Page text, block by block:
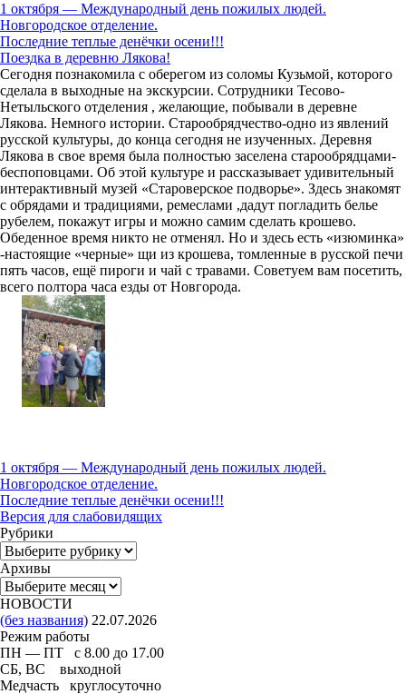
1 октября — Международный день пожилых людей.
Новгородское отделение.
Последние теплые денёчки осени!!!
Поездка в деревню Лякова!
Сегодня познакомила с оберегом из соломы Кузьмой, которого
сделала в выходные на экскурсии. Сотрудники Тесово-
Нетыльского отделения , желающие, побывали в деревне
Лякова. Немного истории. Старообрядчество-одно из явлений
русской культуры, до конца сегодня не изученных. Деревня
Лякова в свое время была полностью заселена старообрядцами-
беспоповцами. Об этой культуре и рассказывает удивительный
интерактивный музей «Староверское подворье». Здесь знакомят
с обрядами и традициями, ремеслами ,дадут погладить белье
рубелем, покажут игры и можно самим сделать крошево.
Обеденное время никто не отменял. Но и здесь есть «изюминка»
-настоящие «черные» щи из крошева, томленные в русской печи
пять часов, ещё пироги и чай с травами. Советуем вам посетить,
всего полтора часа езды от Новгорода.
1 октября — Международный день пожилых людей.
Новгородское отделение.
Последние теплые денёчки осени!!!
Версия для слабовидящих
Рубрики
Рубрики
Архивы
Архивы
НОВОСТИ
(без названия) 22.07.2026
Режим работы
ПН — ПТ с 8.00 до 17.00
СБ, ВС выходной
Медчасть круглосуточно